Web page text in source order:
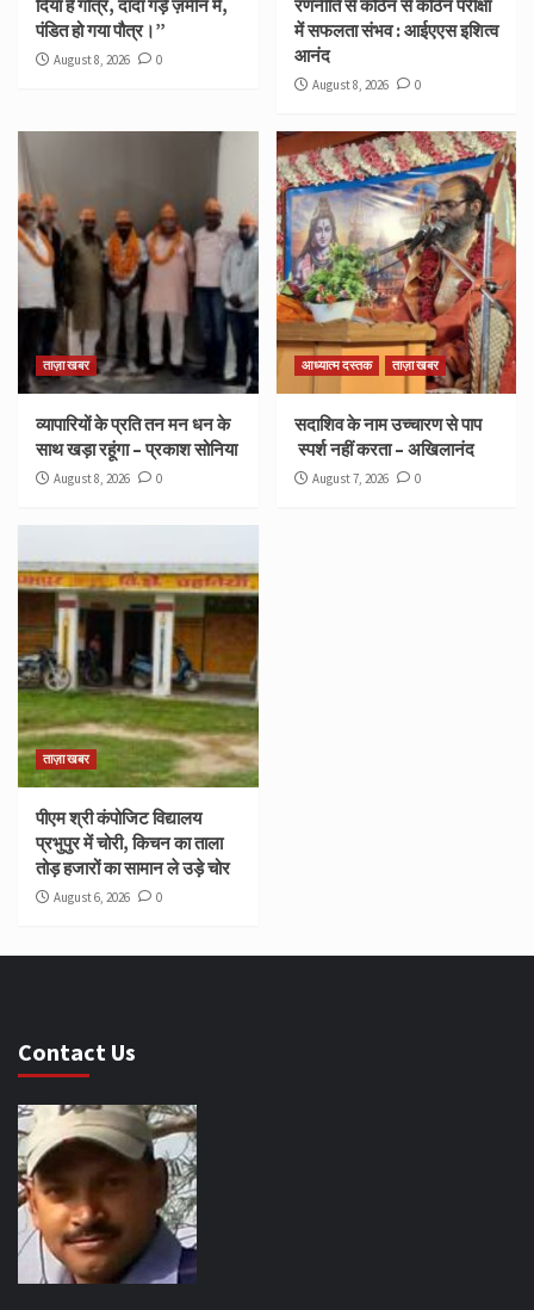
दिया है गोत्र, दादा गड़े ज़मीन में,
पंडित हो गया पौत्र।”
August 8, 2026 0
रणनीति से कठिन से कठिन परीक्षा
में सफलता संभव : आईएएस इशित्व
आनंद
August 8, 2026 0
ताज़ा खबर
व्यापारियों के प्रति तन मन धन के
साथ खड़ा रहूंगा – प्रकाश सोनिया
August 8, 2026 0
आध्यात्म दस्तक ताज़ा खबर
सदाशिव के नाम उच्चारण से पाप
स्पर्श नहीं करता – अखिलानंद
August 7, 2026 0
ताज़ा खबर
पीएम श्री कंपोजिट विद्यालय
प्रभुपुर में चोरी, किचन का ताला
तोड़ हजारों का सामान ले उड़े चोर
August 6, 2026 0
Contact Us